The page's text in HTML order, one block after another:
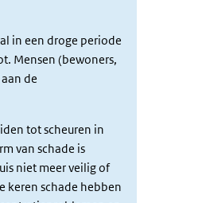
in een droge periode
Mensen (bewoners,
de
tot scheuren in
van schade is
niet meer veilig of
keren schade hebben